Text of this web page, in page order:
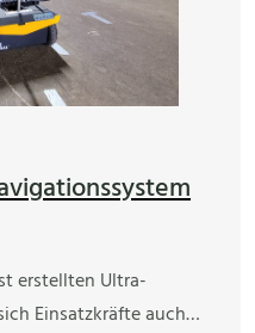
erstellten Ultra-
Einsatzkräfte auch…